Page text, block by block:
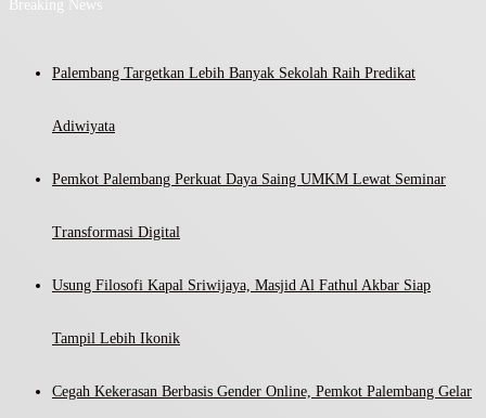
Breaking News
Palembang Targetkan Lebih Banyak Sekolah Raih Predikat
Adiwiyata
Pemkot Palembang Perkuat Daya Saing UMKM Lewat Seminar
Transformasi Digital
Usung Filosofi Kapal Sriwijaya, Masjid Al Fathul Akbar Siap
Tampil Lebih Ikonik
Cegah Kekerasan Berbasis Gender Online, Pemkot Palembang Gelar